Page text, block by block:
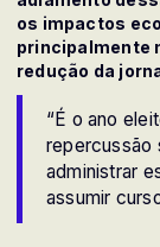
os impactos
principalmente
redução da
“É o ano
repercussão
administrar
assumir